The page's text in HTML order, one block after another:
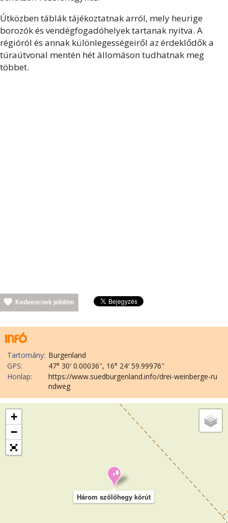
Útközben táblák tájékoztatnak arról, mely heurige
borozók és vendégfogadóhelyek tartanak nyitva. A
régióról és annak különlegességeiről az érdeklődők a
túraútvonal mentén hét állomáson tudhatnak meg
többet.
Kedvencnek jelölöm
Tartomány: Burgenland
GPS:
47° 30′ 0.00036″, 16° 24′ 59.99976″
Honlap:
https://www.suedburgenland.info/drei-weinberge-ru
ndweg
Három szőlőhegy körút
+
−